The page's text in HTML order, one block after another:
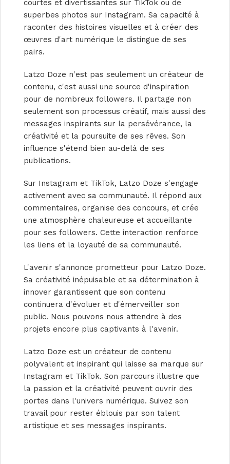
courtes et divertissantes sur TikTok ou de
superbes photos sur Instagram. Sa capacité à
raconter des histoires visuelles et à créer des
œuvres d'art numérique le distingue de ses
pairs.
Latzo Doze n'est pas seulement un créateur de
contenu, c'est aussi une source d'inspiration
pour de nombreux followers. Il partage non
seulement son processus créatif, mais aussi des
messages inspirants sur la persévérance, la
créativité et la poursuite de ses rêves. Son
influence s'étend bien au-delà de ses
publications.
Sur Instagram et TikTok, Latzo Doze s'engage
activement avec sa communauté. Il répond aux
commentaires, organise des concours, et crée
une atmosphère chaleureuse et accueillante
pour ses followers. Cette interaction renforce
les liens et la loyauté de sa communauté.
L'avenir s'annonce prometteur pour Latzo Doze.
Sa créativité inépuisable et sa détermination à
innover garantissent que son contenu
continuera d'évoluer et d'émerveiller son
public. Nous pouvons nous attendre à des
projets encore plus captivants à l'avenir.
Latzo Doze est un créateur de contenu
polyvalent et inspirant qui laisse sa marque sur
Instagram et TikTok. Son parcours illustre que
la passion et la créativité peuvent ouvrir des
portes dans l'univers numérique. Suivez son
travail pour rester éblouis par son talent
artistique et ses messages inspirants.